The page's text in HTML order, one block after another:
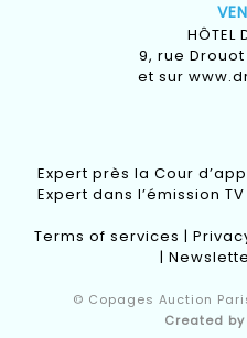
HÔTEL
9, rue
et sur
Expert près la Cour
Expert dans l’émission
Terms of services |
|
© Copages Auction
Created